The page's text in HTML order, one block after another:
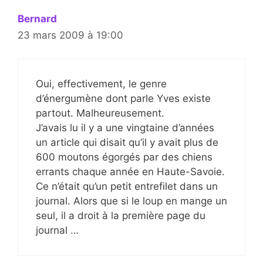
Bernard
23 mars 2009 à 19:00
Oui, effectivement, le genre
d’énergumène dont parle Yves existe
partout. Malheureusement.
J’avais lu il y a une vingtaine d’années
un article qui disait qu’il y avait plus de
600 moutons égorgés par des chiens
errants chaque année en Haute-Savoie.
Ce n’était qu’un petit entrefilet dans un
journal. Alors que si le loup en mange un
seul, il a droit à la première page du
journal …